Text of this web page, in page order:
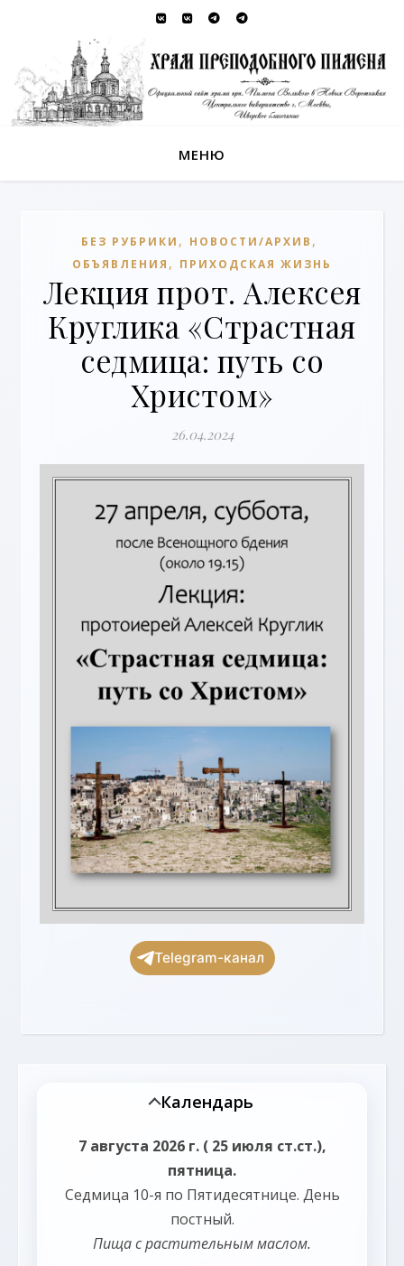
МЕНЮ
БЕЗ РУБРИКИ , НОВОСТИ/АРХИВ ,
ОБЪЯВЛЕНИЯ , ПРИХОДСКАЯ ЖИЗНЬ
Лекция прот. Алексея
Круглика «Страстная
седмица: путь со
Христом»
26.04.2024
Telegram-канал
Календарь
7 августа 2026 г. ( 25 июля ст.ст.),
пятница.
Седмица 10-я по Пятидесятнице. День
постный.
Пища с растительным маслом.